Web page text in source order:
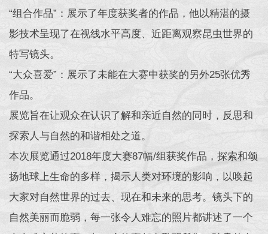
“组合作品”：展示了年度获奖者的作品，他以精湛的摄
影技术呈现了在视线水平高度、近距离观察昆虫世界的
特写镜头。
“大众喜爱”：展示了未能在大赛中获奖的另外25张优秀
作品。
展览旨在让观众在认识了解和亲近自然的同时，反思和
探索人与自然的和谐相处之道。
本次展览通过2018年度大赛87幅/组获奖作品，探索和颂
扬地球上生命的多样，揭示人类对环境的影响，以唤起
大家对自然世界的过去、现在和未来的思考。镜头下的
自然美丽而脆弱，每一张令人难忘的照片都讲述了一个